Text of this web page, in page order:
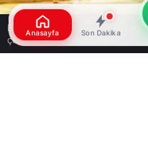
Bu web sitesinde en iyi
çerezler kullanılmaktadır.
Anasayfa Son Dakika